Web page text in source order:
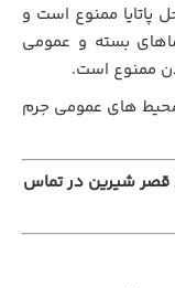
ممنوع است و
بسته و عمومی
ممنوع است.
محیط‌ های عمومی جرم
قصر شیرین در تماس